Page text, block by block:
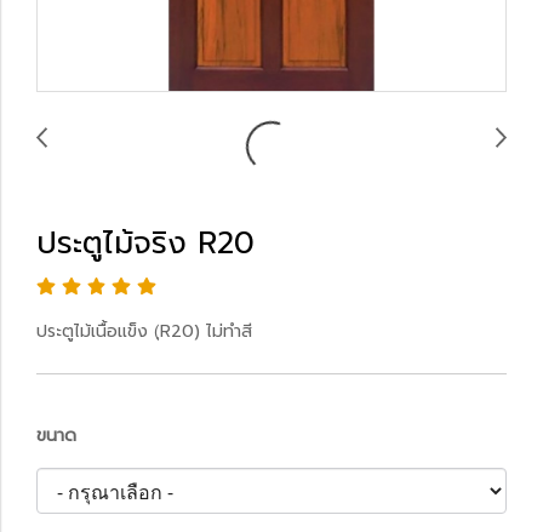
ประตูไม้จริง R20
ประตูไม้เนื้อแข็ง (ฺR20) ไม่ทำสี
ขนาด